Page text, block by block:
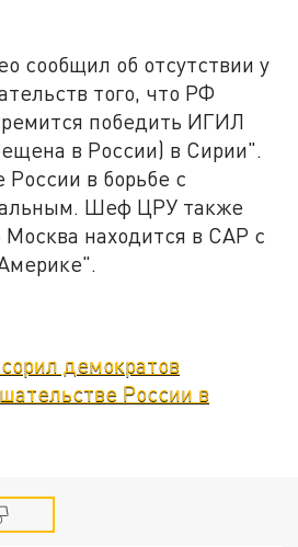
сообщил об отсутствии у
того, что РФ
победить ИГИЛ
в России) в Сирии".
России в борьбе с
Шеф ЦРУ также
находится в САР с
демократов
России в